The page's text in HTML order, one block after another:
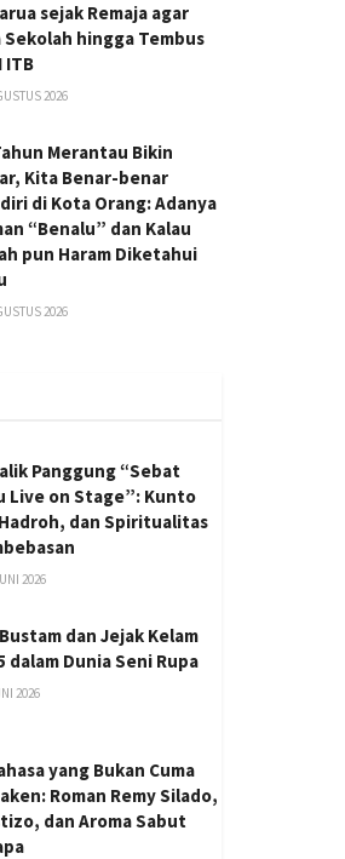
sejak Remaja agar
Sekolah hingga Tembus
ITB
2026
Merantau Bikin
Kita Benar-benar
di Kota Orang: Adanya
“Benalu” dan Kalau
pun Haram Diketahui
2026
Panggung “Sebat
Live on Stage”: Kunto
dan Spiritualitas
2026
dan Jejak Kelam
dalam Dunia Seni Rupa
2026
yang Bukan Cuma
Roman Remy Silado,
dan Aroma Sabut